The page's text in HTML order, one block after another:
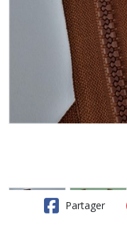
Partager